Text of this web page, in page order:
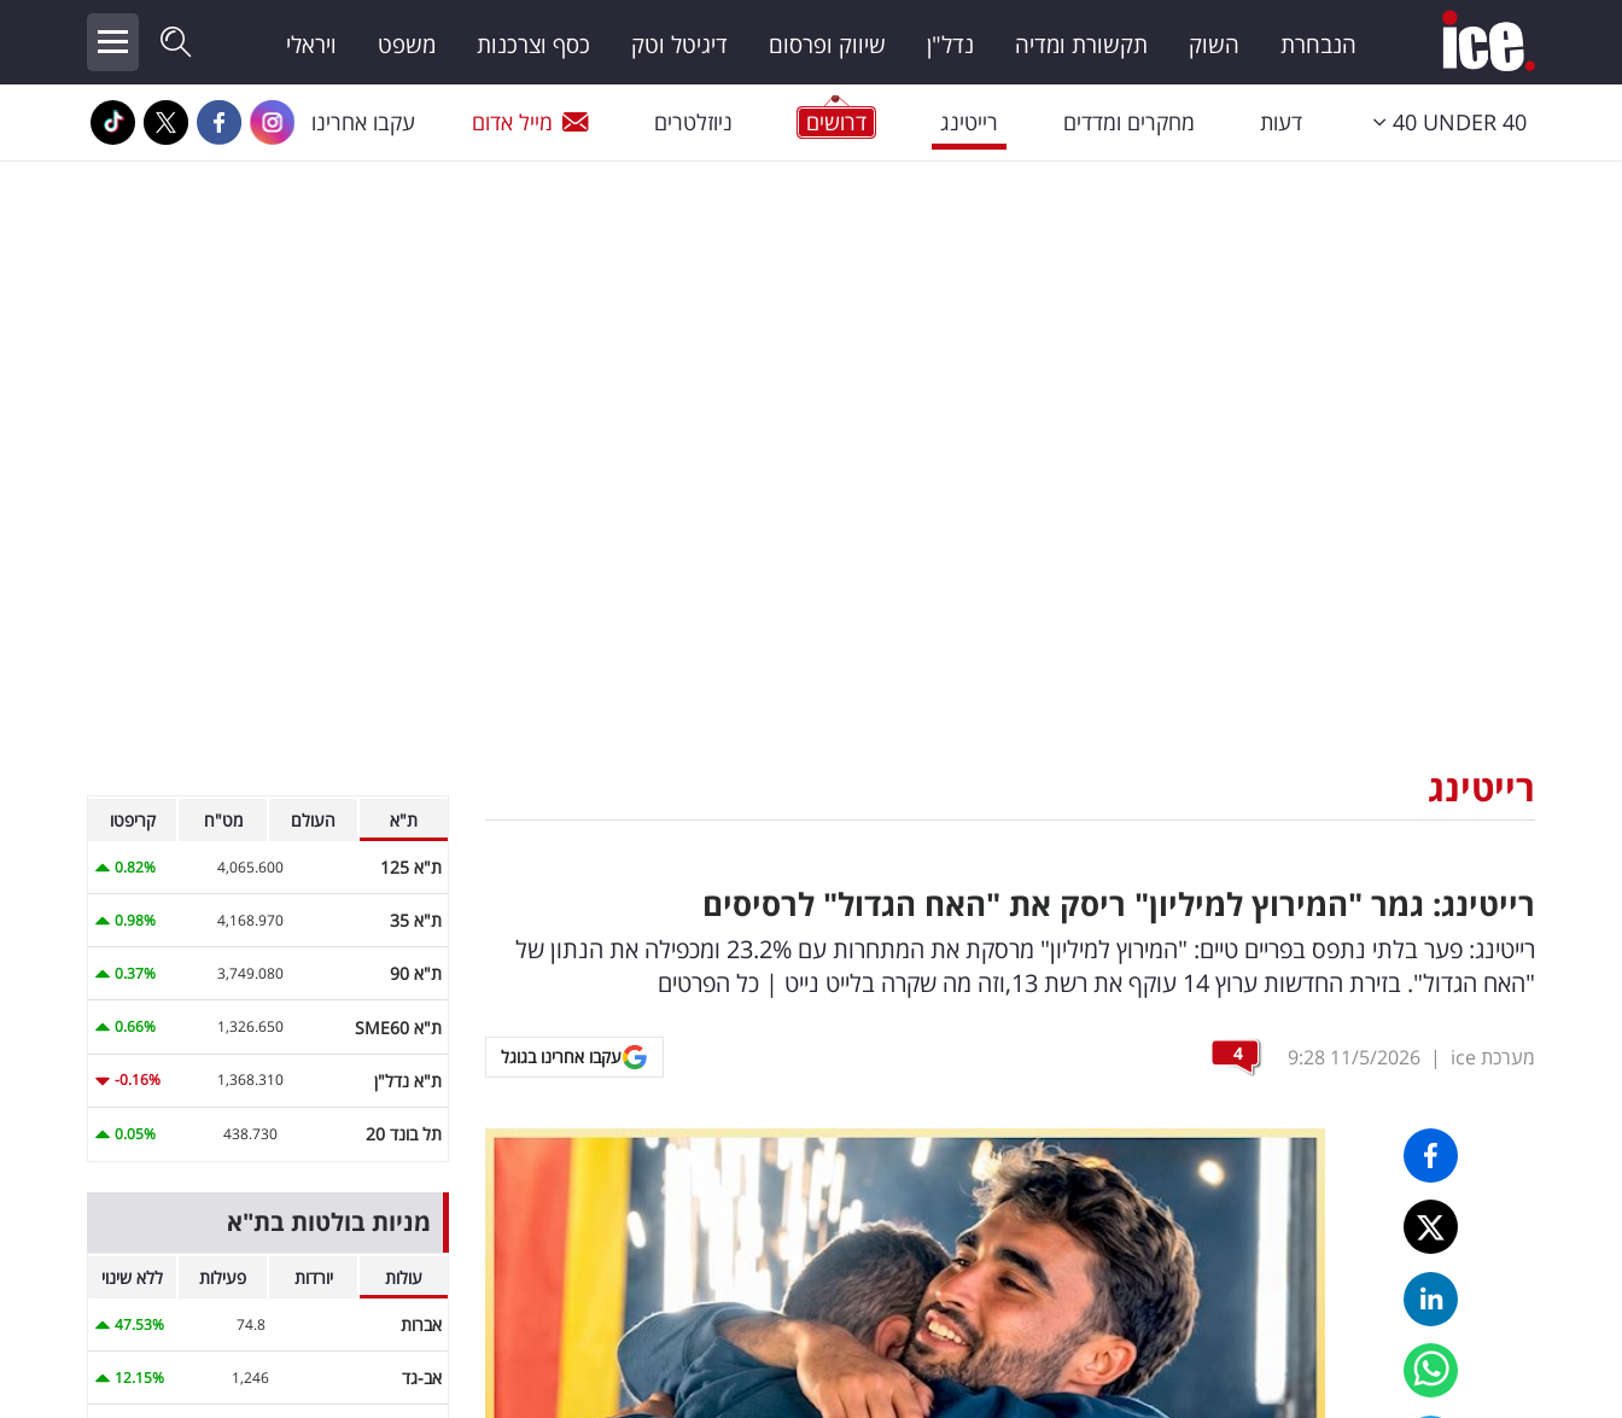
הנבחרת השוק תקשורת ומדיה נדל"ן שיווק ופרסום דיגיטל וטק כסף וצרכנות משפט ויראלי
40 UNDER 40 דעות מחקרים ומדדים רייטינג דרושים ניוזלטרים מייל אדום עקבו אחרינו
רייטינג
רייטינג: גמר "המירוץ למיליון" ריסק את "האח הגדול" לרסיסים
רייטינג: פער בלתי נתפס בפריים טיים: "המירוץ למיליון" מרסקת את המתחרות עם 23.2% ומכפילה את הנתון של
"האח הגדול". בזירת החדשות ערוץ 14 עוקף את רשת 13,וזה מה שקרה בלייט נייט | כל הפרטים
מערכת ice |
11/5/2026
9:28
4 עקבו אחרינו בגוגל
ת"א העולם מט"ח קריפטו
ת"א 125 4,065.600
0.82%
ת"א 35 4,168.970
0.98%
ת"א 90 3,749.080
0.37%
ת"א SME60 1,326.650
0.66%
ת"א נדל"ן 1,368.310
-0.16%
תל בונד 20 438.730
0.05%
מניות בולטות בת"א
עולות יורדות פעילות ללא שינוי
אברות 74.8
47.53%
אב-גד 1,246
12.15%